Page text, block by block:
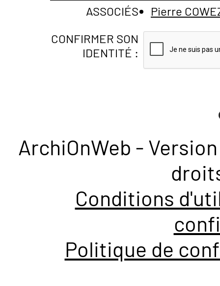
ASSOCIÉS
Pierre
CONFIRMER SON
IDENTITÉ :
ArchiOnWeb -
Conditions
Politique de